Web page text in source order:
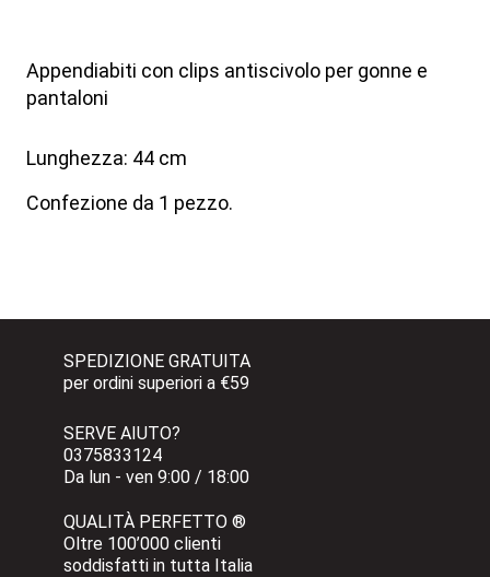
Appendiabiti con clips antiscivolo per gonne e
pantaloni
Lunghezza: 44 cm
Confezione da 1 pezzo.
SPEDIZIONE GRATUITA
per ordini superiori a €59
SERVE AIUTO?
0375833124
Da lun - ven 9:00 / 18:00
QUALITÀ PERFETTO ®
Oltre 100’000 clienti
soddisfatti in tutta Italia